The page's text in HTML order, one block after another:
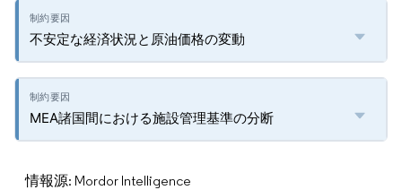
不安定な経済状況と原油価格の変動
MEA諸国間における施設管理基準の分断
情報源: Mordor Intelligence